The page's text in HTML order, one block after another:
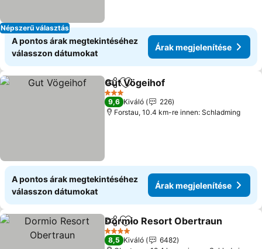
Népszerű választás
A pontos árak megtekintéséhez
válasszon dátumokat
Árak megjelenítése
Megosztás
Hozzáadás a kedvencekhez
Gut Vögeihof
3 Kategória
9,6 Kiváló
226
Forstau, 10.4 km-re innen: Schladming
A pontos árak megtekintéséhez
válasszon dátumokat
Árak megjelenítése
Megosztás
Hozzáadás a kedvencekhez
Dormio Resort Obertraun
4 Kategória
8,5 Kiváló
6482